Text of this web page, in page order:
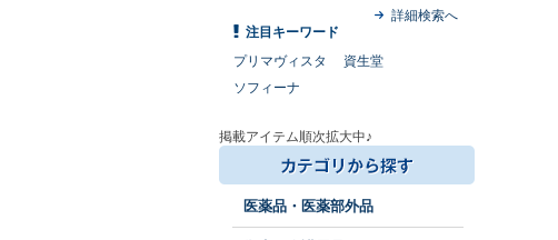
詳細検索へ
注目キーワード
プリマヴィスタ
資生堂
ソフィーナ
掲載アイテム順次拡大中♪
医薬品・医薬部外品